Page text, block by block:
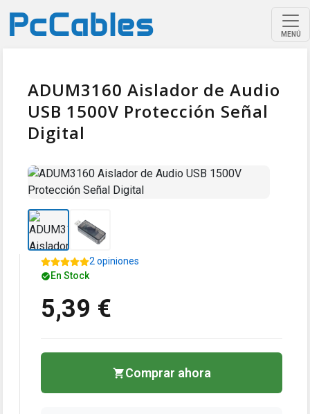
MENÚ
ADUM3160 Aislador de Audio
USB 1500V Protección Señal
Digital
2 opiniones
En Stock
5,39 €
Comprar ahora